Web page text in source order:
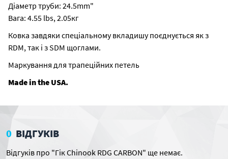
Діаметр труби: 24.5mm"
Вага: 4.55 lbs, 2.05кг
Ковка завдяки спеціальному вкладишу поєднується як з
RDM, так і з SDM щоглами.
Маркування для трапеційних петель
Made in the USA.
0 ВІДГУКІВ
Відгуків про "Гік Chinook RDG CARBON" ще немає.